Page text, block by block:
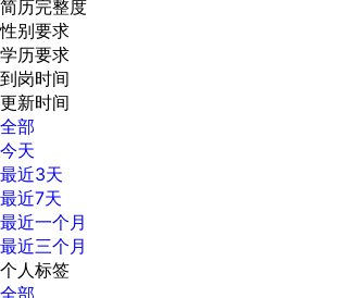
简历完整度
性别要求
学历要求
到岗时间
更新时间
全部
今天
最近3天
最近7天
最近一个月
最近三个月
个人标签